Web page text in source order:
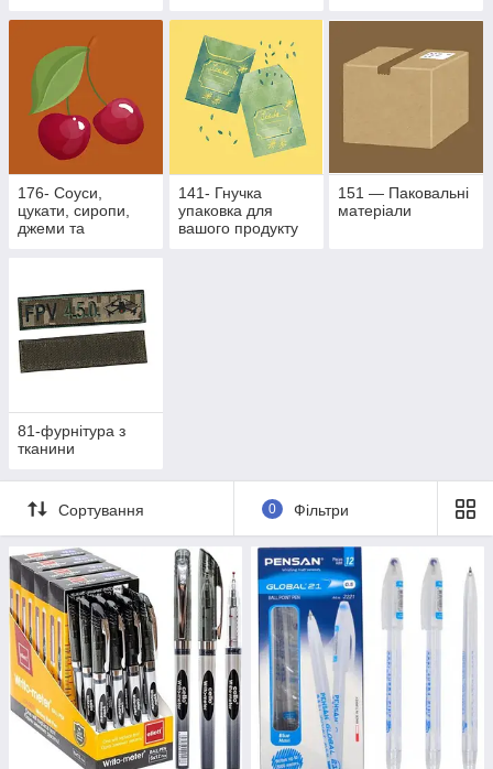
походження
176- Соуси,
цукати, сиропи,
джеми та
141- Гнучка
упаковка для
вашого продукту
151 — Паковальні
матеріали
81-фурнітура з
тканини
Сортування 0 Фільтри